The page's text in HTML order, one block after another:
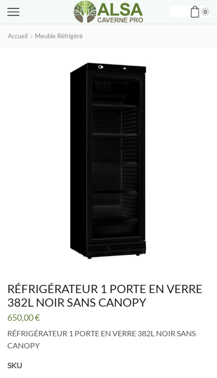
0
Accueil Meuble Réfrigéré
RÉFRIGÉRATEUR 1 PORTE EN VERRE
382L NOIR SANS CANOPY
650,00€
RÉFRIGÉRATEUR 1 PORTE EN VERRE 382L NOIR SANS
CANOPY
SKU